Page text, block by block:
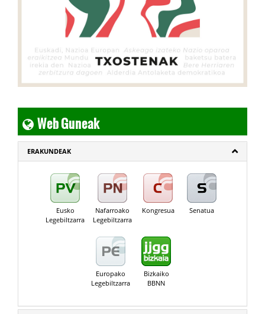
Web Guneak
ERAKUNDEAK
Eusko
Legebiltzarra
Nafarroako
Legebiltzarra
Kongresua Senatua
Europako
Legebiltzarra
Bizkaiko
BBNN